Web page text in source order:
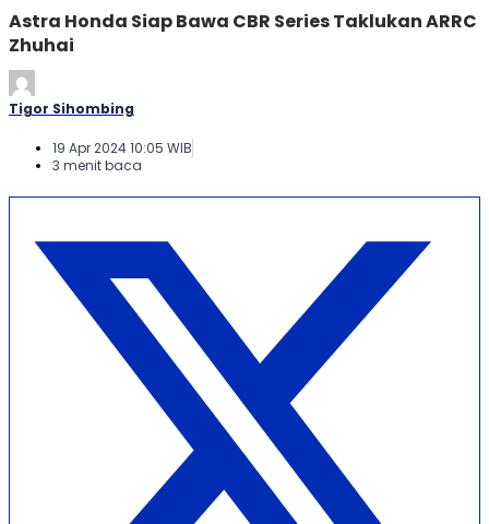
Astra Honda Siap Bawa CBR Series Taklukan ARRC
Zhuhai
Tigor Sihombing
19 Apr 2024 10:05 WIB
3 menit baca